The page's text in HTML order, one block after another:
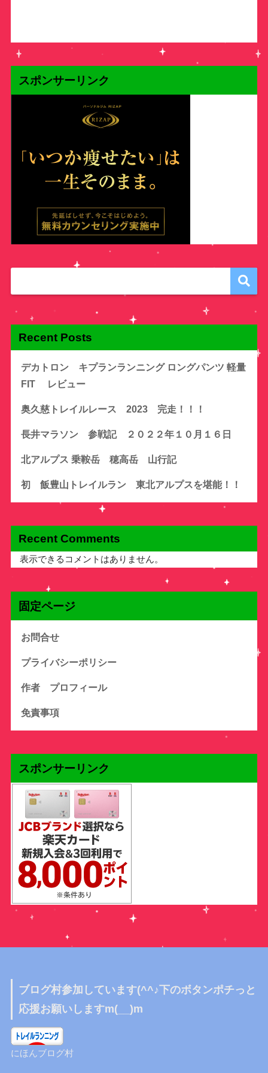
スポンサーリンク
Recent Posts
デカトロン キプランランニング ロングパンツ 軽量
FIT レビュー
奥久慈トレイルレース 2023 完走！！！
長井マラソン 参戦記 ２０２２年１０月１６日
北アルプス 乗鞍岳 穂高岳 山行記
初 飯豊山トレイルラン 東北アルプスを堪能！！
Recent Comments
表示できるコメントはありません。
固定ページ
お問合せ
プライバシーポリシー
作者 プロフィール
免責事項
スポンサーリンク
ブログ村参加しています(^^♪下のボタンポチっと
応援お願いしますm(__)m
にほんブログ村